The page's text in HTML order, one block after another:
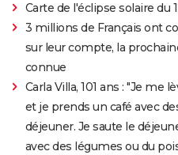
Carte de l'éclipse solaire du
3 millions de Français ont
sur leur compte, la
connue
Carla Villa, 101 ans : "Je
et je prends un café avec
déjeuner. Je saute le
avec des légumes ou du